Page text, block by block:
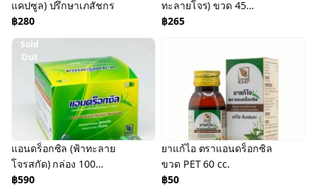
แคปซูล) ปรึกษาเภสัชกร
฿280
ทะลายโจร) ขวด 45
แคปซูล ปรึกษาเภสัชกร
฿265
Sold
Out
แอนดร็อกซิล (ฟ้าทะลาย
โจรสกัด) กล่อง 100
แคปซูล ปรึกษาเภสัชกร
฿590
ยาแก้ไอ ตราแอนดร็อกซิล
ขวด PET 60 cc.
฿50